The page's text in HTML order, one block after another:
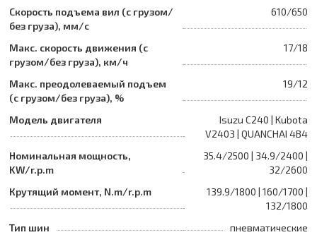
Скорость подъема вил (с грузом/
без груза), мм/с
610/650
Макс. скорость движения (с
грузом/без груза), км/ч
17/18
Макс. преодолеваемый подъем
(с грузом/без груза), %
19/12
Модель двигателя
Isuzu C240 | Kubota
V2403 | QUANCHAI 4B4
Номинальная мощность,
KW/r.p.m
35.4/2500 | 34.9/2400 |
32/2600
Крутящий момент, N.m/r.p.m
139.9/1800 | 160/1700 |
132/1800
Тип шин
пневматические